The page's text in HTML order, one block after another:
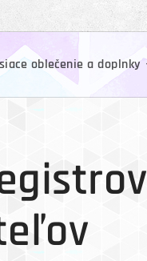
oblečenie a doplnky